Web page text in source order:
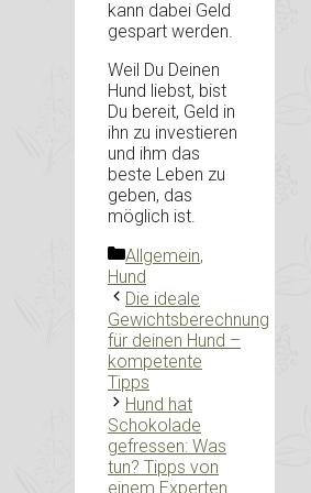
kann dabei Geld
gespart werden.
Weil Du Deinen
Hund liebst, bist
Du bereit, Geld in
ihn zu investieren
und ihm das
beste Leben zu
geben, das
möglich ist.
Kategorien
Allgemein,
Hund
Die ideale
Gewichtsberechnung
für deinen Hund –
kompetente
Tipps
Hund hat
Schokolade
gefressen: Was
tun? Tipps von
einem Experten